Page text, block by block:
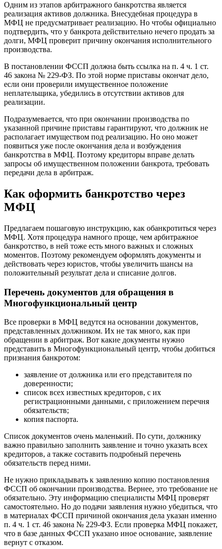
Одним из этапов арбитражного банкротства является
реализация активов должника. Внесудебная процедура в
МФЦ не предусматривает реализацию. Но чтобы официально
подтвердить, что у банкрота действительно нечего продать за
долги, МФЦ проверит причину окончания исполнительного
производства.
В постановлении ФССП должна быть ссылка на п. 4 ч. 1 ст.
46 закона № 229-ФЗ. По этой норме приставы окончат дело,
если они проверили имущественное положение
неплательщика, убедились в отсутствии активов для
реализации.
Подразумевается, что при окончании производства по
указанной причине приставы гарантируют, что должник не
располагает имуществом под реализацию. Но оно может
появиться уже после окончания дела и возбуждения
банкротства в МФЦ. Поэтому кредиторы вправе делать
запросы об имущественном положении банкрота, требовать
передачи дела в арбитраж.
Как оформить банкротство через
МФЦ
Предлагаем пошаговую инструкцию, как обанкротиться через
МФЦ. Хотя процедура намного проще, чем арбитражное
банкротство, в ней тоже есть много важных и сложных
моментов. Поэтому рекомендуем оформлять документы и
действовать через юристов, чтобы увеличить шансы на
положительный результат дела и списание долгов.
Перечень документов для обращения в
Многофункциональный центр
Все проверки в МФЦ ведутся на основании документов,
представленных должником. Их не так много, как при
обращении в арбитраж. Вот какие документы нужно
представить в Многофункциональный центр, чтобы добиться
признания банкротом:
заявление от должника или его представителя по
доверенности;
список всех известных кредиторов, с их
регистрационными данными, с приложением перечня
обязательств;
копия паспорта.
Список документов очень маленький. По сути, должнику
важно правильно заполнить заявление и точно указать всех
кредиторов, а также составить подробный перечень
обязательств перед ними.
Не нужно прикладывать к заявлению копию постановления
ФССП об окончании производства. Вернее, это требование не
обязательно. Эту информацию специалисты МФЦ проверят
самостоятельно. Но до подачи заявления нужно убедиться, что
в материалах ФССП причиной окончания дела указан именно
п. 4 ч. 1 ст. 46 закона № 229-ФЗ. Если проверка МФЦ покажет,
что в базе данных ФССП указано иное основание, заявление
вернут с отказом.